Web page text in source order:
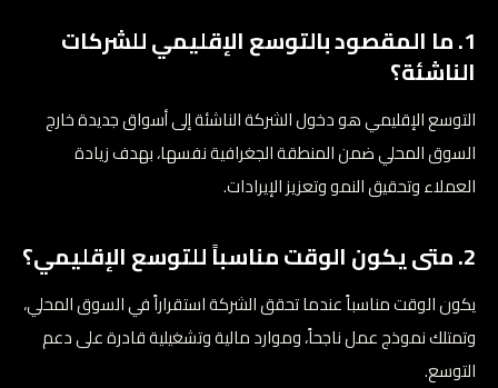
1. ما المقصود بالتوسع الإقليمي للشركات
الناشئة؟
التوسع الإقليمي هو دخول الشركة الناشئة إلى أسواق جديدة خارج
السوق المحلي ضمن المنطقة الجغرافية نفسها، بهدف زيادة
العملاء وتحقيق النمو وتعزيز الإيرادات.
2. متى يكون الوقت مناسباً للتوسع الإقليمي؟
يكون الوقت مناسباً عندما تحقق الشركة استقراراً في السوق المحلي،
وتمتلك نموذج عمل ناجحاً، وموارد مالية وتشغيلية قادرة على دعم
التوسع.